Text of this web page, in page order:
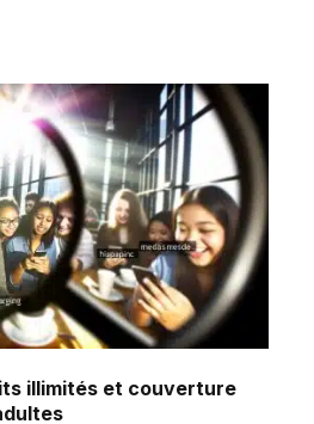
illimités et couverture